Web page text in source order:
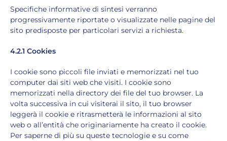
Specifiche informative di sintesi verranno
progressivamente riportate o visualizzate nelle pagine del
sito predisposte per particolari servizi a richiesta.
4.2.1 Cookies
I cookie sono piccoli file inviati e memorizzati nel tuo
computer dai siti web che visiti. I cookie sono
memorizzati nella directory dei file del tuo browser. La
volta successiva in cui visiterai il sito, il tuo browser
leggerà il cookie e ritrasmetterà le informazioni al sito
web o all’entità che originariamente ha creato il cookie.
Per saperne di più su queste tecnologie e su come